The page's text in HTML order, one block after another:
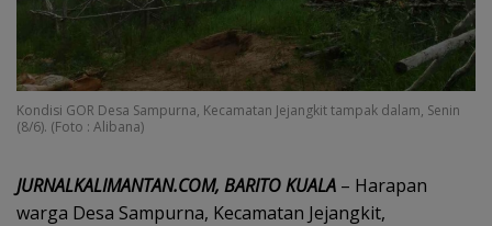
Kondisi GOR Desa Sampurna, Kecamatan Jejangkit tampak dalam, Senin
(8/6). (Foto : Alibana)
JURNALKALIMANTAN.COM, BARITO KUALA – Harapan
warga Desa Sampurna, Kecamatan Jejangkit,